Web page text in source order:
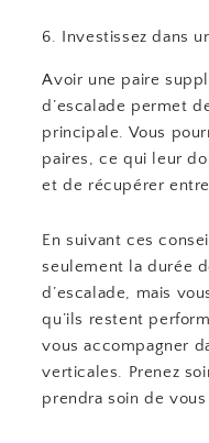
6. Investissez dans
Avoir une paire
d’escalade permet
principale. Vous
paires, ce qui leur
et de récupérer
En suivant ces
seulement la durée
d’escalade, mais
qu’ils restent
vous accompagner
verticales. Prenez
prendra soin de vous